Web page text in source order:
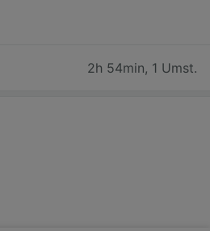
2h 54min, 1 Umst.